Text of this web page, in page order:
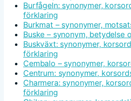
Burfågeln: synonymer,
förklaring
Burkmat – synonymer,
Buske – synonym, betydelse
Buskväxt: synonymer,
förklaring
Cembalo – synonymer,
Centrum: synonymer,
Charmera: synonymer,
förklaring